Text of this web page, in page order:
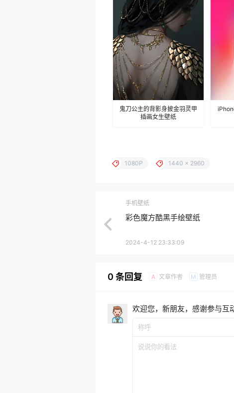
鬼刀公主的背影身披金羽灵甲
插画女生壁纸
1080P 1440 x 2960
手机壁纸
彩色魔方酷黑手绘壁纸
2024-4-12 23:33:09
0 条回复 A 文章作者 M 管理员
欢迎您，新朋友，感谢参与互